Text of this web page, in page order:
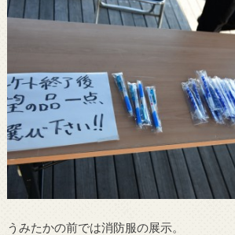
うみたかの前では消防服の展示。